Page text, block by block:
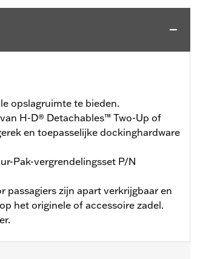
opslagruimte te bieden.
H-D® Detachables™ Two-Up of
en toepasselijke dockinghardware
Pak-vergrendelingsset P/N
passagiers zijn apart verkrijgbaar en
het originele of accessoire zadel.